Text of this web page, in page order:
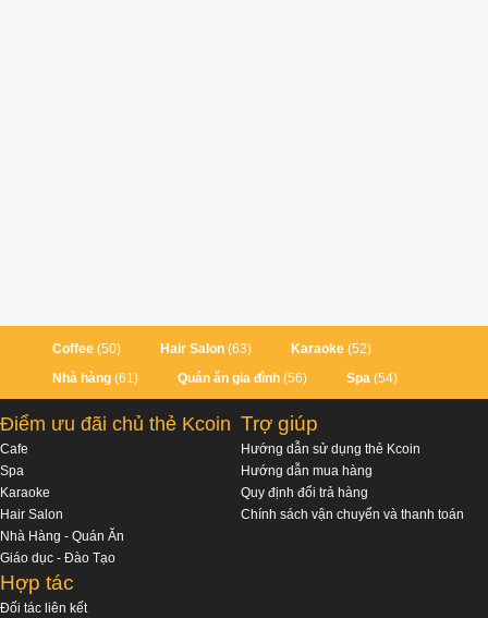
Coffee (50) Hair Salon (63) Karaoke (52)
Nhà hàng (61) Quán ăn gia đình (56) Spa (54)
Điểm ưu đãi chủ thẻ Kcoin
Cafe
Spa
Karaoke
Hair Salon
Nhà Hàng - Quán Ăn
Giáo dục - Đào Tạo
Trợ giúp
Hướng dẫn sử dụng thẻ Kcoin
Hướng dẫn mua hàng
Quy định đổi trả hàng
Chính sách vận chuyển và thanh toán
Hợp tác
Đối tác liên kết